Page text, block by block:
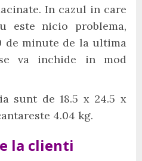
In cazul in care
nicio problema,
de minute de la ultima
va inchide in mod
sunt de 18.5 x 24.5 x
4.04 kg.
la clienti